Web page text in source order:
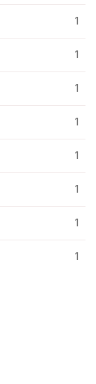
1
1
1
1
1
1
1
1